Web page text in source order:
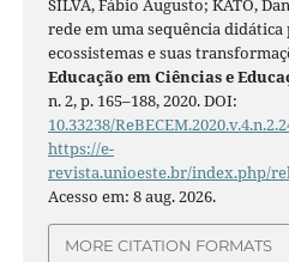
SILVA, Fábio Augusto; KATO,
rede em uma sequência
ecossistemas e suas
Educação em Ciências e
n. 2, p. 165–188, 2020. DOI:
10.33238/
https://e-
revista.unioeste.br/index.php/
Acesso em: 8 aug. 2026.
MORE CITATION FORMATS